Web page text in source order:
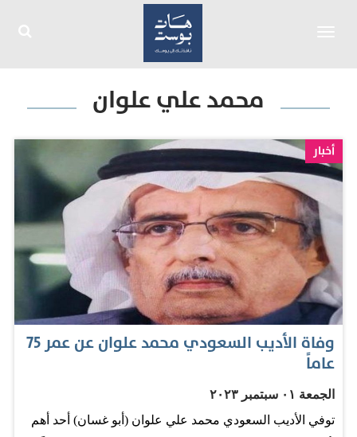
محمد علي علوان
أخبار
وفاة الأديب السعودي محمد علوان عن عمر 75
عاماً
الجمعة ٠١ سبتمبر ٢٠٢٣
توفي الأديب السعودي محمد علي علوان (أبو غسان) أحد أهم